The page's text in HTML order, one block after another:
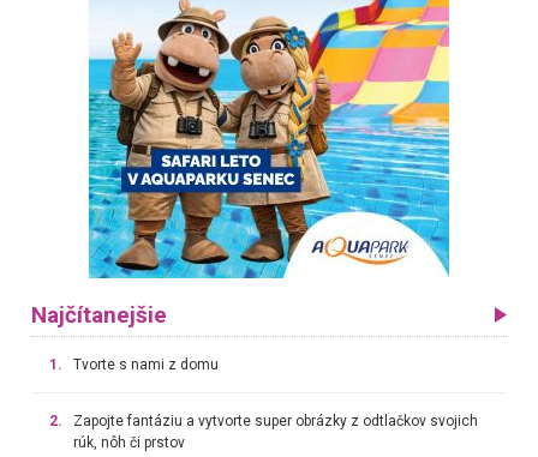
Najčítanejšie
1. Tvorte s nami z domu
2.
Zapojte fantáziu a vytvorte super obrázky z odtlačkov svojich
rúk, nôh či prstov